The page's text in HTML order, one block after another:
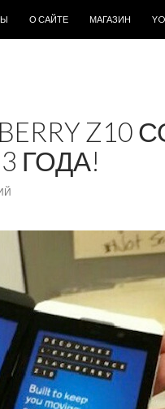
О САЙТЕ МАГАЗИН
Z10
ГОДА!